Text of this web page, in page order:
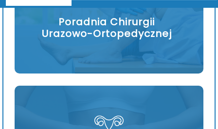
Poradnia Chirurgii
Urazowo-Ortopedycznej